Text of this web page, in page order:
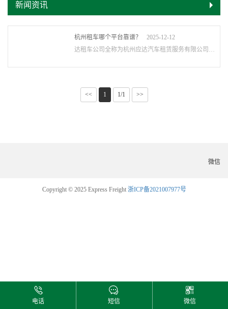
新闻资讯
杭州租车哪个平台靠谱？
2025-12-12
达租车公司全称为杭州应达汽车租赁服务有限公司，是杭州当地的租车企业 。以下是对它的···
<< 1 1/1 >>
微信
Copyright © 2025 Express Freight 浙ICP备2021007977号
电话 短信 微信